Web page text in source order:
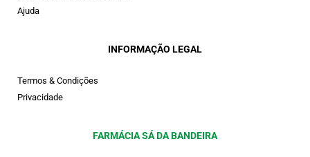
Ajuda
INFORMAÇÃO LEGAL
Termos & Condições
Privacidade
FARMÁCIA SÁ DA BANDEIRA